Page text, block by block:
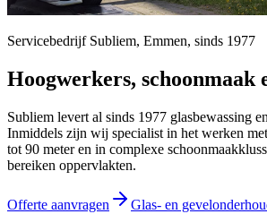
Servicebedrijf Subliem, Emmen, sinds 1977
Hoogwerkers, schoonmaak
Subliem levert al sinds 1977 glasbewassing
Inmiddels zijn wij specialist in het werken
tot 90 meter en in complexe
bereiken oppervlakten.
Offerte aanvragen
Glas- en